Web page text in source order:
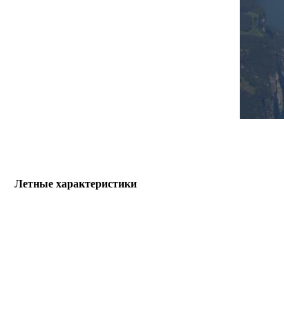
Летные характеристики